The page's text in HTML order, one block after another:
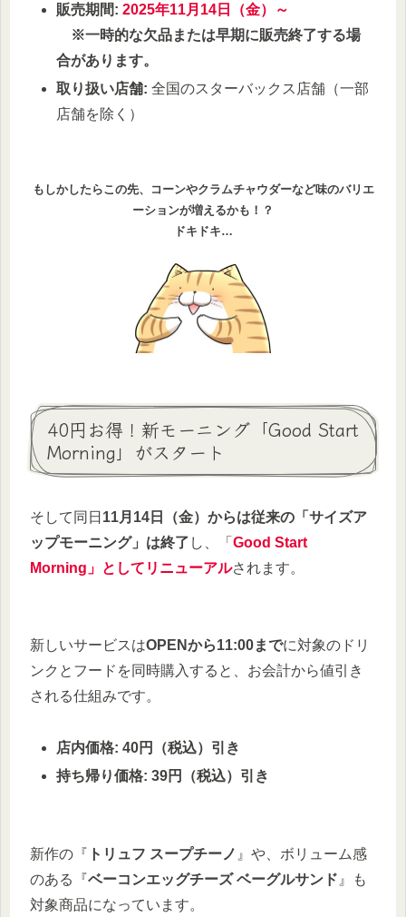
販売期間: 2025年11月14日（金）～
※一時的な欠品または早期に販売終了する場
合があります。
取り扱い店舗: 全国のスターバックス店舗（一部
店舗を除く）
もしかしたらこの先、コーンやクラムチャウダーなど味のバリエ
ーションが増えるかも！？
ドキドキ…
40円お得！新モーニング「Good Start
Morning」がスタート
そして同日 11月14日（金）からは従来の「サイズア
ップモーニング」は終了 し、「 Good Start
Morning」としてリニューアルされます。
新しいサービスはOPENから11:00までに対象のドリ
ンクとフードを同時購入すると、お会計から値引き
される仕組みです。
店内価格: 40円（税込）引き
持ち帰り価格: 39円（税込）引き
新作の『 トリュフ スープチーノ 』や、ボリューム感
のある『ベーコンエッグチーズ ベーグルサンド 』も
対象商品になっています。